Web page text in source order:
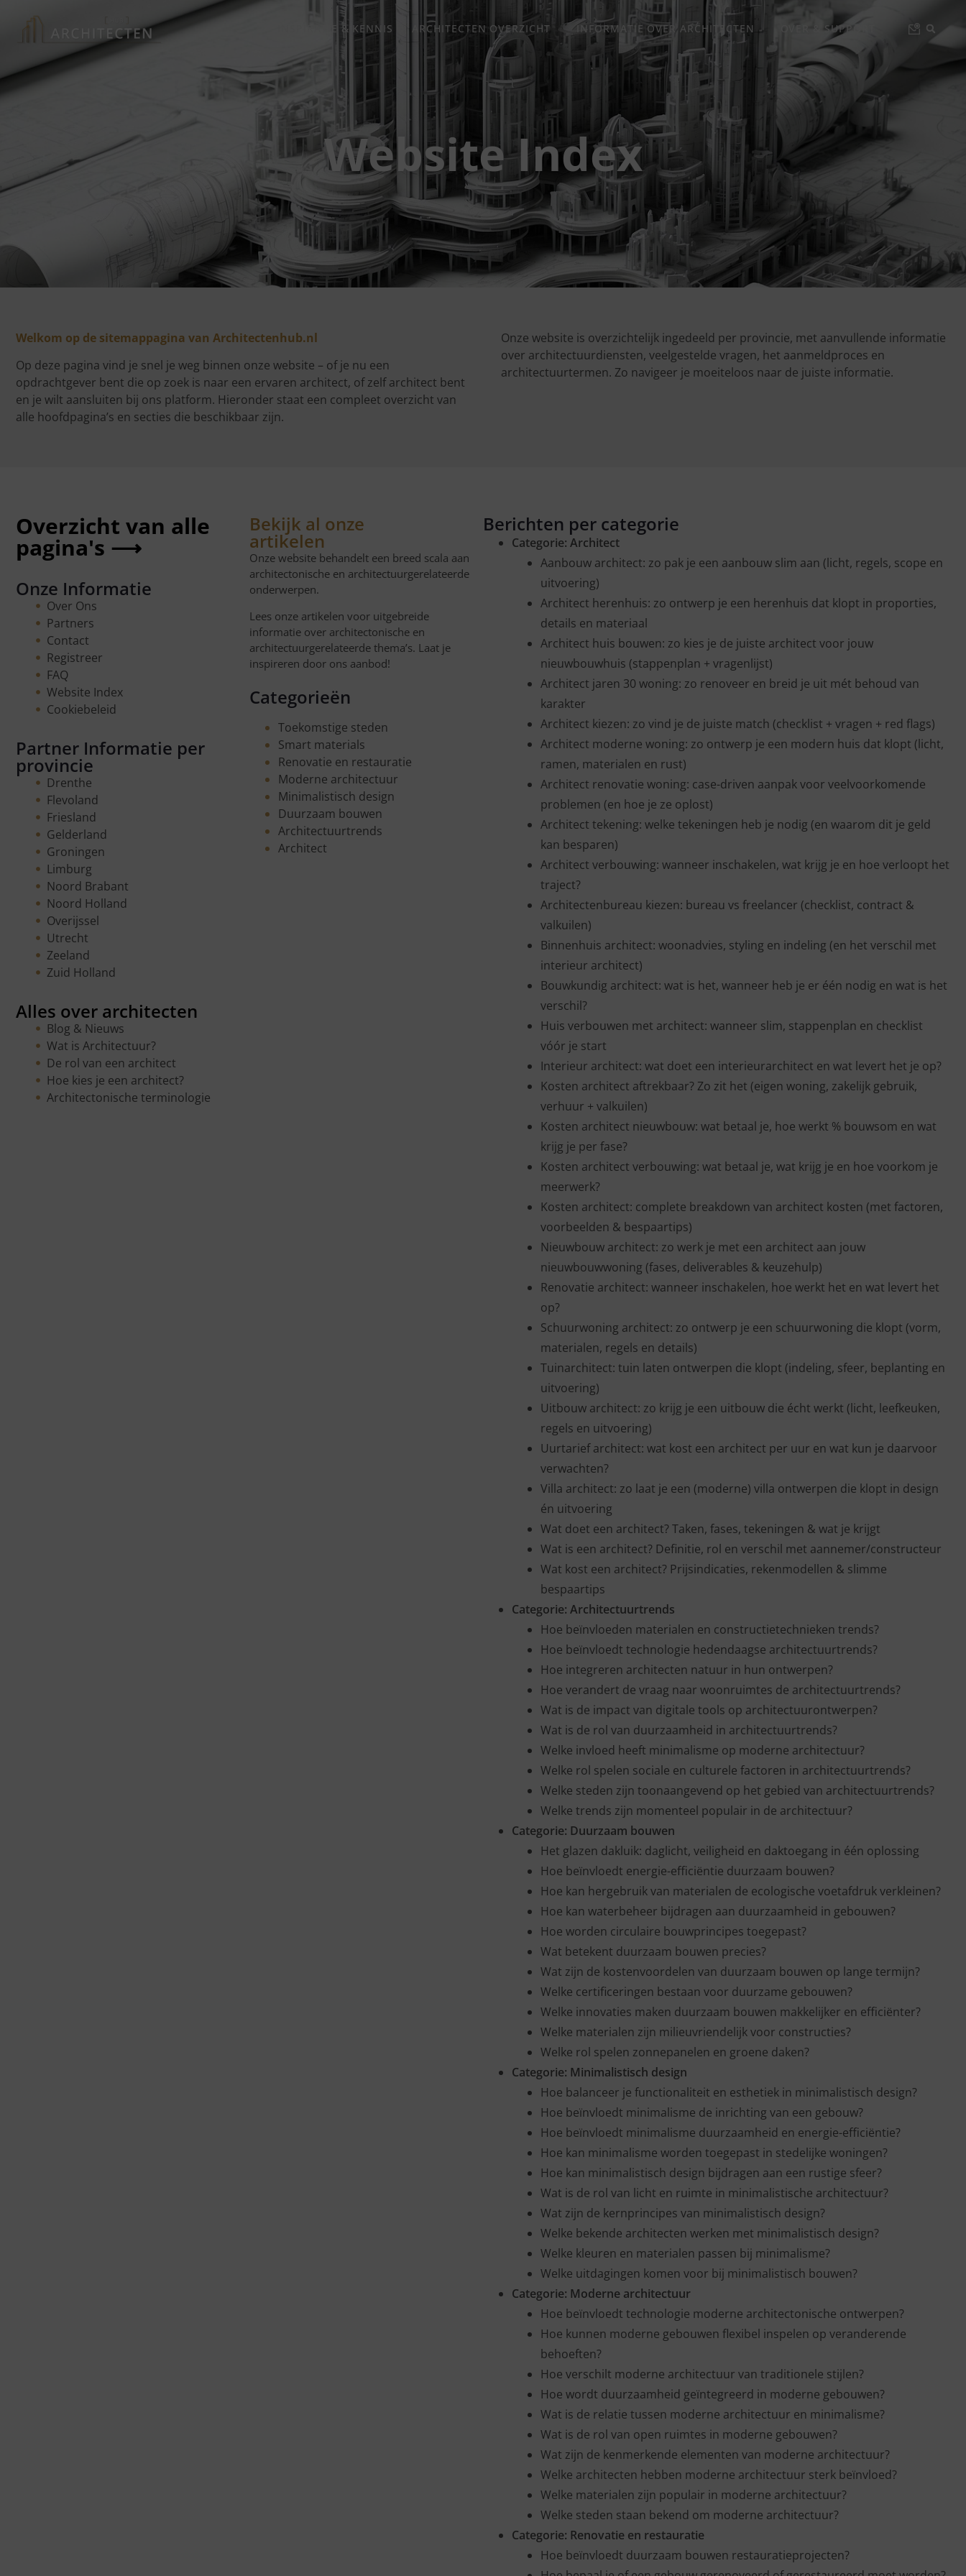
INSPIRATIE & KENNIS ARCHITECTEN OVERZICHT INFORMATIE OVER ARCHITECTEN OVER & SUPPORT
Website Index
Welkom op de sitemappagina van Architectenhub.nl
Op deze pagina vind je snel je weg binnen onze website – of je nu een
opdrachtgever bent die op zoek is naar een ervaren architect, of zelf architect bent
en je wilt aansluiten bij ons platform. Hieronder staat een compleet overzicht van
alle hoofdpagina’s en secties die beschikbaar zijn.
Onze website is overzichtelijk ingedeeld per provincie, met aanvullende informatie
over architectuurdiensten, veelgestelde vragen, het aanmeldproces en
architectuurtermen. Zo navigeer je moeiteloos naar de juiste informatie.
Overzicht van alle
pagina's ⟶
Onze Informatie
Over Ons
Partners
Contact
Registreer
FAQ
Website Index
Cookiebeleid
Partner Informatie per
provincie
Drenthe
Flevoland
Friesland
Gelderland
Groningen
Limburg
Noord Brabant
Noord Holland
Overijssel
Utrecht
Zeeland
Zuid Holland
Alles over architecten
Blog & Nieuws
Wat is Architectuur?
De rol van een architect
Hoe kies je een architect?
Architectonische terminologie
Bekijk al onze
artikelen
Onze website behandelt een breed scala aan
architectonische en architectuurgerelateerde
onderwerpen.
Lees onze artikelen voor uitgebreide
informatie over architectonische en
architectuurgerelateerde thema’s. Laat je
inspireren door ons aanbod!
Categorieën
Toekomstige steden
Smart materials
Renovatie en restauratie
Moderne architectuur
Minimalistisch design
Duurzaam bouwen
Architectuurtrends
Architect
Berichten per categorie
Categorie: Architect
Aanbouw architect: zo pak je een aanbouw slim aan (licht, regels, scope en
uitvoering)
Architect herenhuis: zo ontwerp je een herenhuis dat klopt in proporties,
details en materiaal
Architect huis bouwen: zo kies je de juiste architect voor jouw
nieuwbouwhuis (stappenplan + vragenlijst)
Architect jaren 30 woning: zo renoveer en breid je uit mét behoud van
karakter
Architect kiezen: zo vind je de juiste match (checklist + vragen + red flags)
Architect moderne woning: zo ontwerp je een modern huis dat klopt (licht,
ramen, materialen en rust)
Architect renovatie woning: case-driven aanpak voor veelvoorkomende
problemen (en hoe je ze oplost)
Architect tekening: welke tekeningen heb je nodig (en waarom dit je geld
kan besparen)
Architect verbouwing: wanneer inschakelen, wat krijg je en hoe verloopt het
traject?
Architectenbureau kiezen: bureau vs freelancer (checklist, contract &
valkuilen)
Binnenhuis architect: woonadvies, styling en indeling (en het verschil met
interieur architect)
Bouwkundig architect: wat is het, wanneer heb je er één nodig en wat is het
verschil?
Huis verbouwen met architect: wanneer slim, stappenplan en checklist
vóór je start
Interieur architect: wat doet een interieurarchitect en wat levert het je op?
Kosten architect aftrekbaar? Zo zit het (eigen woning, zakelijk gebruik,
verhuur + valkuilen)
Kosten architect nieuwbouw: wat betaal je, hoe werkt % bouwsom en wat
krijg je per fase?
Kosten architect verbouwing: wat betaal je, wat krijg je en hoe voorkom je
meerwerk?
Kosten architect: complete breakdown van architect kosten (met factoren,
voorbeelden & bespaartips)
Nieuwbouw architect: zo werk je met een architect aan jouw
nieuwbouwwoning (fases, deliverables & keuzehulp)
Renovatie architect: wanneer inschakelen, hoe werkt het en wat levert het
op?
Schuurwoning architect: zo ontwerp je een schuurwoning die klopt (vorm,
materialen, regels en details)
Tuinarchitect: tuin laten ontwerpen die klopt (indeling, sfeer, beplanting en
uitvoering)
Uitbouw architect: zo krijg je een uitbouw die écht werkt (licht, leefkeuken,
regels en uitvoering)
Uurtarief architect: wat kost een architect per uur en wat kun je daarvoor
verwachten?
Villa architect: zo laat je een (moderne) villa ontwerpen die klopt in design
én uitvoering
Wat doet een architect? Taken, fases, tekeningen & wat je krijgt
Wat is een architect? Definitie, rol en verschil met aannemer/constructeur
Wat kost een architect? Prijsindicaties, rekenmodellen & slimme
bespaartips
Categorie: Architectuurtrends
Hoe beïnvloeden materialen en constructietechnieken trends?
Hoe beïnvloedt technologie hedendaagse architectuurtrends?
Hoe integreren architecten natuur in hun ontwerpen?
Hoe verandert de vraag naar woonruimtes de architectuurtrends?
Wat is de impact van digitale tools op architectuurontwerpen?
Wat is de rol van duurzaamheid in architectuurtrends?
Welke invloed heeft minimalisme op moderne architectuur?
Welke rol spelen sociale en culturele factoren in architectuurtrends?
Welke steden zijn toonaangevend op het gebied van architectuurtrends?
Welke trends zijn momenteel populair in de architectuur?
Categorie: Duurzaam bouwen
Het glazen dakluik: daglicht, veiligheid en daktoegang in één oplossing
Hoe beïnvloedt energie-efficiëntie duurzaam bouwen?
Hoe kan hergebruik van materialen de ecologische voetafdruk verkleinen?
Hoe kan waterbeheer bijdragen aan duurzaamheid in gebouwen?
Hoe worden circulaire bouwprincipes toegepast?
Wat betekent duurzaam bouwen precies?
Wat zijn de kostenvoordelen van duurzaam bouwen op lange termijn?
Welke certificeringen bestaan voor duurzame gebouwen?
Welke innovaties maken duurzaam bouwen makkelijker en efficiënter?
Welke materialen zijn milieuvriendelijk voor constructies?
Welke rol spelen zonnepanelen en groene daken?
Categorie: Minimalistisch design
Hoe balanceer je functionaliteit en esthetiek in minimalistisch design?
Hoe beïnvloedt minimalisme de inrichting van een gebouw?
Hoe beïnvloedt minimalisme duurzaamheid en energie-efficiëntie?
Hoe kan minimalisme worden toegepast in stedelijke woningen?
Hoe kan minimalistisch design bijdragen aan een rustige sfeer?
Wat is de rol van licht en ruimte in minimalistische architectuur?
Wat zijn de kernprincipes van minimalistisch design?
Welke bekende architecten werken met minimalistisch design?
Welke kleuren en materialen passen bij minimalisme?
Welke uitdagingen komen voor bij minimalistisch bouwen?
Categorie: Moderne architectuur
Hoe beïnvloedt technologie moderne architectonische ontwerpen?
Hoe kunnen moderne gebouwen flexibel inspelen op veranderende
behoeften?
Hoe verschilt moderne architectuur van traditionele stijlen?
Hoe wordt duurzaamheid geïntegreerd in moderne gebouwen?
Wat is de relatie tussen moderne architectuur en minimalisme?
Wat is de rol van open ruimtes in moderne gebouwen?
Wat zijn de kenmerkende elementen van moderne architectuur?
Welke architecten hebben moderne architectuur sterk beïnvloed?
Welke materialen zijn populair in moderne architectuur?
Welke steden staan bekend om moderne architectuur?
Categorie: Renovatie en restauratie
Hoe beïnvloedt duurzaam bouwen restauratieprojecten?